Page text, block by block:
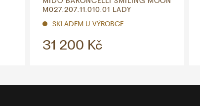
M027.207.11.010.01 LADY
SKLADEM U VÝROBCE
31 200 Kč